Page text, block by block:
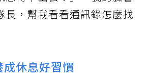
長，幫我看看通訊錄怎麼找
成休息好習慣